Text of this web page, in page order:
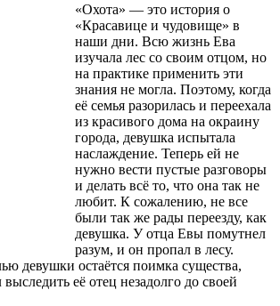
«Охота» — это история о
«Красавице и чудовище» в
наши дни. Всю жизнь Ева
изучала лес со своим отцом, но
на практике применить эти
знания не могла. Поэтому, когда
её семья разорилась и переехала
из красивого дома на окраину
города, девушка испытала
наслаждение. Теперь ей не
нужно вести пустые разговоры
и делать всё то, что она так не
любит. К сожалению, не все
были так же рады переезду, как
девушка. У отца Евы помутнел
разум, и он пропал в лесу.
девушки остаётся поимка существа,
выследить её отец незадолго до своей